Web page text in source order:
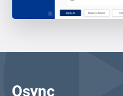
Qsync